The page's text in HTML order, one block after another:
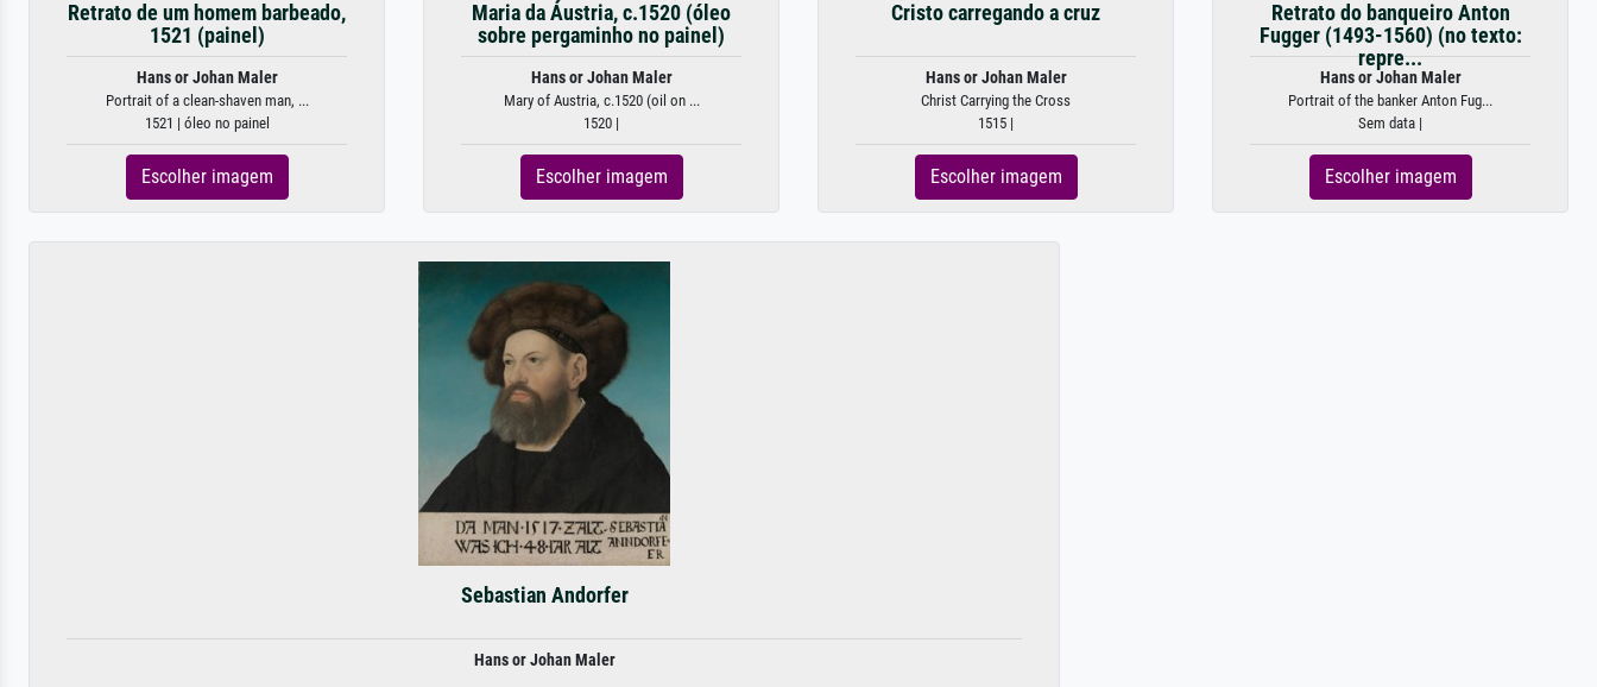
Retrato de um homem barbeado,
1521 (painel)
Hans or Johan Maler
Portrait of a clean-shaven man, ...
1521 | óleo no painel
Escolher imagem
Maria da Áustria, c.1520 (óleo
sobre pergaminho no painel)
Hans or Johan Maler
Mary of Austria, c.1520 (oil on ...
1520 |
Escolher imagem
Cristo carregando a cruz
Hans or Johan Maler
Christ Carrying the Cross
1515 |
Escolher imagem
Retrato do banqueiro Anton
Fugger (1493-1560) (no texto:
repre...
Hans or Johan Maler
Portrait of the banker Anton Fug...
Sem data |
Escolher imagem
Sebastian Andorfer
Hans or Johan Maler